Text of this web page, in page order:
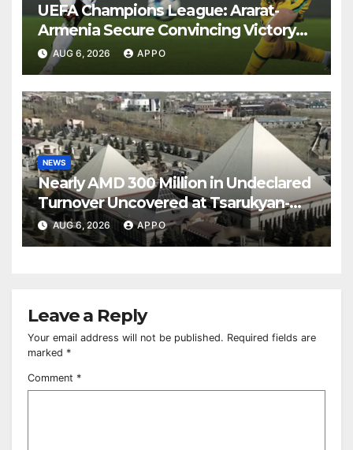
UEFA Champions League: Ararat-
Armenia Secure Convincing Victory
Over Shamrock Rovers 2-0
AUG 6, 2026 APPO
NEWS
Nearly AMD 300 Million in Undeclared
Turnover Uncovered at Tsarukyan-
Owned Entertainment Center
AUG 6, 2026 APPO
Leave a Reply
Your email address will not be published. Required fields are
marked *
Comment *